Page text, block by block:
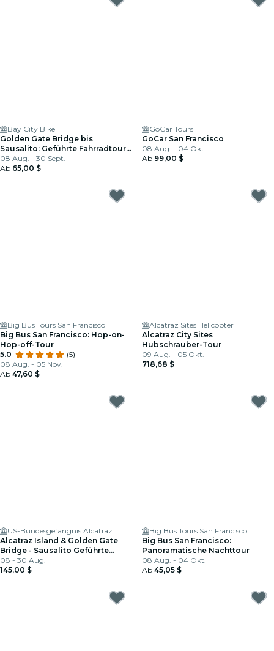
Bay City Bike
Golden Gate Bridge bis
Sausalito: Geführte Fahrradtour
ab San Francisco
08 Aug. - 30 Sept.
Ab 65,00 $
GoCar Tours
GoCar San Francisco
08 Aug. - 04 Okt.
Ab 99,00 $
Big Bus Tours San Francisco
Big Bus San Francisco: Hop-on-
Hop-off-Tour
5.0
(5)
08 Aug. - 05 Nov.
Ab 47,60 $
Alcatraz Sites Helicopter
Alcatraz City Sites
Hubschrauber-Tour
09 Aug. - 05 Okt.
718,68 $
US-Bundesgefängnis Alcatraz
Alcatraz Island & Golden Gate
Bridge - Sausalito Geführte
Fahrrad-Tour
08 - 30 Aug.
145,00 $
Big Bus Tours San Francisco
Big Bus San Francisco:
Panoramatische Nachttour
08 Aug. - 04 Okt.
Ab 45,05 $